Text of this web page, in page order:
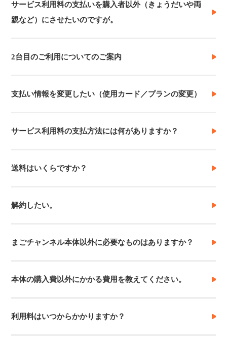
サービス利用料の支払いを購入者以外（きょうだいや両
親など）にさせたいのですが。
2台目のご利用についてのご案内
支払い情報を変更したい（使用カード／プランの変更）
サービス利用料の支払方法には何がありますか？
送料はいくらですか？
解約したい。
まごチャンネル本体以外に必要なものはありますか？
本体の購入費以外にかかる費用を教えてください。
利用料はいつからかかりますか？